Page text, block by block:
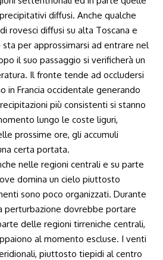
diffusi. Anche qualche
rovesci diffusi su alta Toscana e
per approssimarsi ad entrare nel
il suo passaggio si verificherà un
Il fronte tende ad occludersi
in Francia occidentale generando
più consistenti si stanno
lungo le coste liguri,
prossime ore, gli accumuli
certa portata.
nelle regioni centrali e su parte
domina un cielo piuttosto
sono poco organizzati. Durante
perturbazione dovrebbe portare
delle regioni tirreniche centrali,
al momento escluse. I venti
piuttosto tiepidi al centro